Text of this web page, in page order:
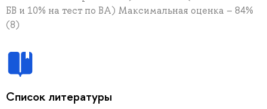
БВ и 10% на тест по ВА) Максимальная оценка – 84%
(8)
Список литературы